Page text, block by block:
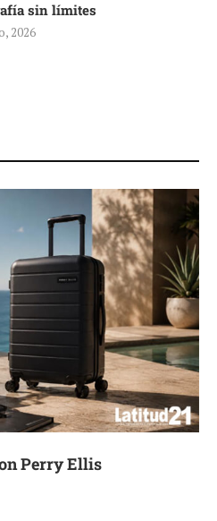
sin límites
2026
Perry Ellis